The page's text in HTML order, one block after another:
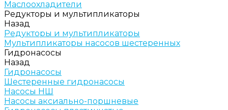
Маслоохладители
Редукторы и мультипликаторы
Назад
Редукторы и мультипликаторы
Мультипликаторы насосов шестеренных
Гидронасосы
Назад
Гидронасосы
Шестеренные гидронасосы
Насосы НШ
Насосы аксиально-поршневые